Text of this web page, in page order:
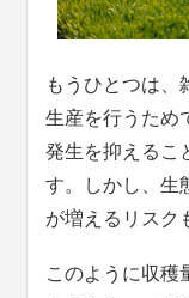
もうひとつは、
生産を行うため
発生を抑えるこ
す。しかし、生
が増えるリスク
このように収穫